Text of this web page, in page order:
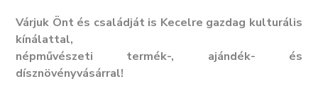
Várjuk Önt és családját is Kecelre gazdag kulturális
kínálattal,
népművészeti termék-, ajándék- és
dísznövényvásárral!